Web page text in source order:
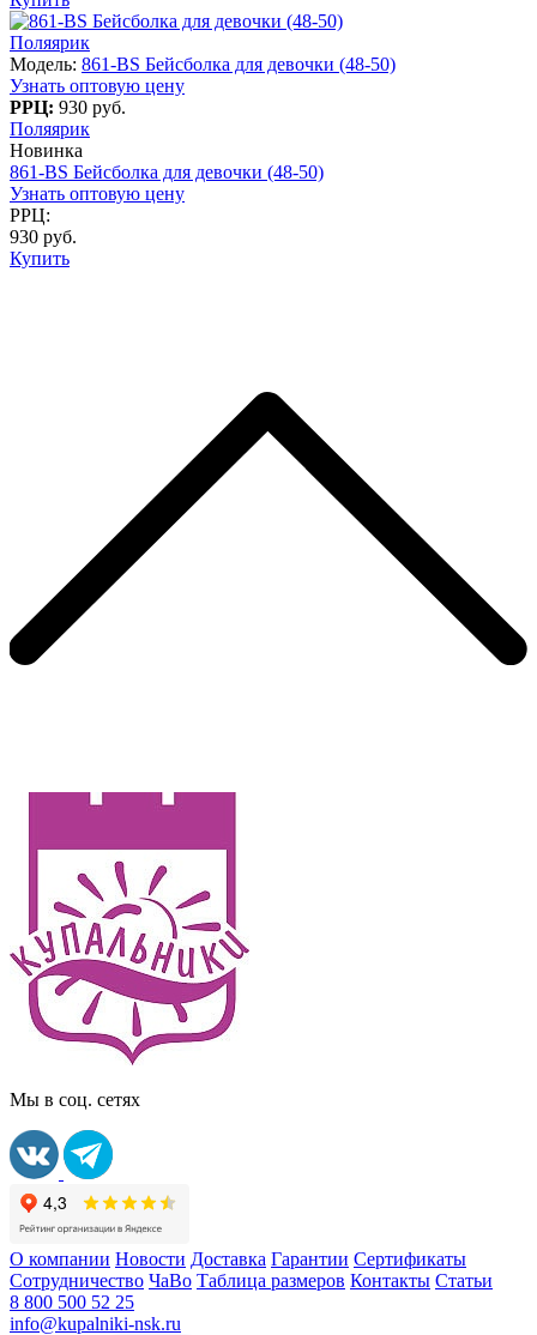
Поляярик
Модель: 861-BS Бейсболка для девочки (48-50)
Узнать оптовую цену
РРЦ: 930 руб.
Поляярик
Новинка
861-BS Бейсболка для девочки (48-50)
Узнать оптовую цену
РРЦ:
930 руб.
Купить
Мы в соц. сетях
О компании Новости Доставка Гарантии Сертификаты
Сотрудничество ЧаВо Таблица размеров Контакты Статьи
8 800 500 52 25
info@kupalniki-nsk.ru